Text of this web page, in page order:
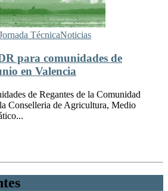
TécnicaNoticias
para comunidades de
en Valencia
de Regantes de la Comunidad
Conselleria de Agricultura, Medio